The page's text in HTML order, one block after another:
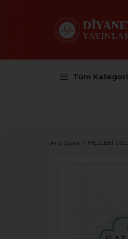
Tüm
Ana Sayfa MESLEKİ